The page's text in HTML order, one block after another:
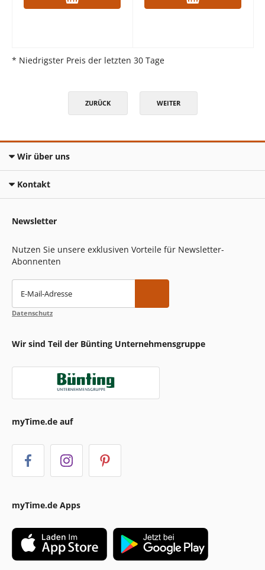
* Niedrigster Preis der letzten 30 Tage
ZURÜCK WEITER
Wir über uns
Kontakt
Newsletter
Nutzen Sie unsere exklusiven Vorteile für Newsletter-
Abonnenten
E-Mail-Adresse
Datenschutz
Wir sind Teil der Bünting Unternehmensgruppe
myTime.de auf
myTime.de Apps